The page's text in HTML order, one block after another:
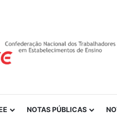
NOTAS PÚBLICAS